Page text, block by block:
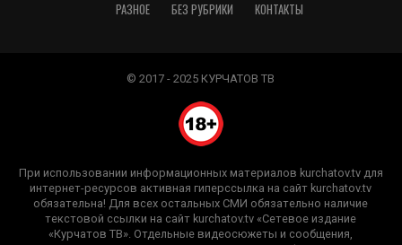
РАЗНОЕ
БЕЗ РУБРИКИ КОНТАКТЫ
© 2017 - 2025 КУРЧАТОВ ТВ
При использовании информационных материалов kurchatov.tv для
интернет-ресурсов активная гиперссылка на сайт kurchatov.tv
обязательна! Для всех остальных СМИ обязательно наличие
текстовой ссылки на сайт kurchatov.tv «Сетевое издание
«Курчатов ТВ». Отдельные видеосюжеты и сообщения,